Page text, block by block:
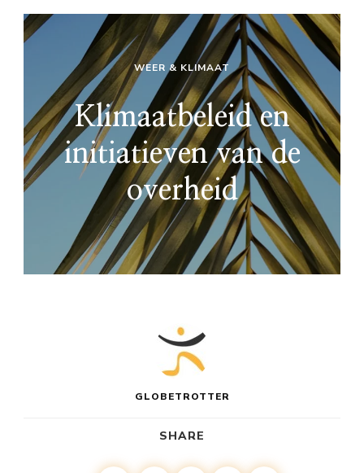
WEER & KLIMAAT
Klimaatbeleid en
initiatieven van de
overheid
GLOBETROTTER
SHARE